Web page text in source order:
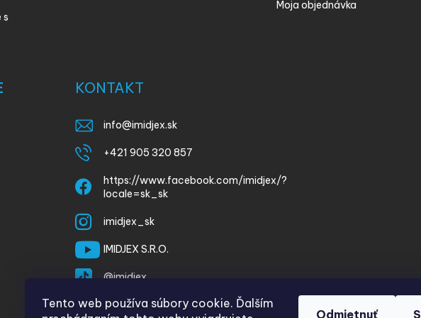
Tento web používa súbory cookie. Ďalším
Odmietnuť
s
Moja objednávka
KONTAKT
info@imidjex.sk
+421 905 320 857
https://www.facebook.com/imidjex/?
locale=sk_sk
imidjex_sk
IMIDJEX S.R.O.
@imidjex